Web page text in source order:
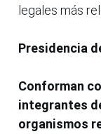
legales más
Presidencia
Conforman
integrantes
organismos